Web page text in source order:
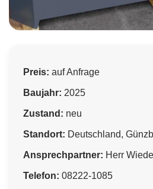
Preis: auf Anfrage
Baujahr: 2025
Zustand: neu
Standort: Deutschland,
Ansprechpartner: Herr
Telefon: 08222-1085